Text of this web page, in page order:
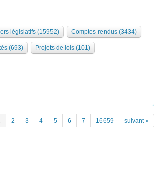
législatifs (15952) Comptes-rendus (3434)
(693) Projets de lois (101)
2 3 4 5 6 7 16659 suivant »